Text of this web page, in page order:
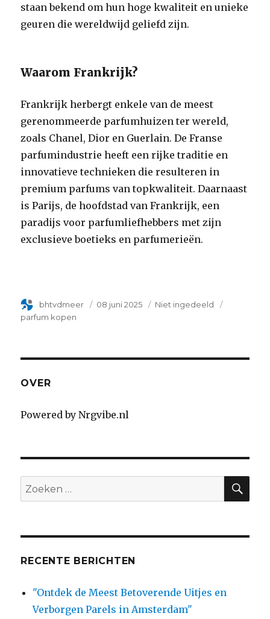
staan bekend om hun hoge kwaliteit en unieke
geuren die wereldwijd geliefd zijn.
Waarom Frankrijk?
Frankrijk herbergt enkele van de meest
gerenommeerde parfumhuizen ter wereld,
zoals Chanel, Dior en Guerlain. De Franse
parfumindustrie heeft een rijke traditie en
innovatieve technieken die resulteren in
premium parfums van topkwaliteit. Daarnaast
is Parijs, de hoofdstad van Frankrijk, een
paradijs voor parfumliefhebbers met zijn
exclusieve boetieks en parfumerieën.
Author
bhtvdmeer
Geplaatst
08 juni 2025 Categorie
Niet ingedeeld
parfum kopen
OVER
Powered by Nrgvibe.nl
Search
for:
RECENTE BERICHTEN
"Ontdek de Meest Betoverende Uitjes en
Verborgen Parels in Amsterdam"